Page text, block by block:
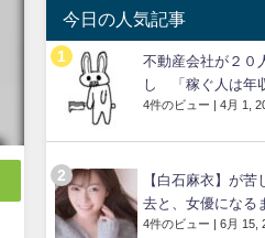
今日の人気記事
不動産会社が２０
し 「稼ぐ人は年
4件のビュー | 4月 1,
【白石麻衣】が苦
去と、女優になる
4件のビュー | 6月 15,